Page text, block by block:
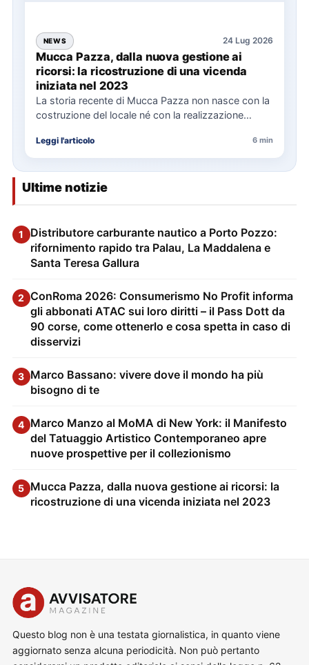
NEWS 24 Lug 2026
Mucca Pazza, dalla nuova gestione ai
ricorsi: la ricostruzione di una vicenda
iniziata nel 2023
La storia recente di Mucca Pazza non nasce con la
costruzione del locale né con la realizzazione
Leggi l'articolo 6 min
Ultime notizie
1
Distributore carburante nautico a Porto Pozzo:
rifornimento rapido tra Palau, La Maddalena e
Santa Teresa Gallura
2 ConRoma 2026: Consumerismo No Profit informa
gli abbonati ATAC sui loro diritti – il Pass Dott da
90 corse, come ottenerlo e cosa spetta in caso di
disservizi
3 Marco Bassano: vivere dove il mondo ha più
bisogno di te
4 Marco Manzo al MoMA di New York: il Manifesto
del Tatuaggio Artistico Contemporaneo apre
nuove prospettive per il collezionismo
5 Mucca Pazza, dalla nuova gestione ai ricorsi: la
ricostruzione di una vicenda iniziata nel 2023
Questo blog non è una testata giornalistica, in quanto viene
aggiornato senza alcuna periodicità. Non può pertanto